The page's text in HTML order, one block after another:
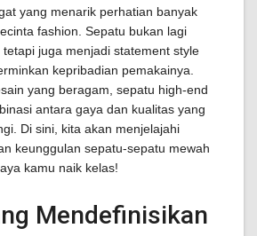
yang menarik perhatian banyak
fashion. Sepatu bukan lagi
juga menjadi statement style
kepribadian pemakainya.
yang beragam, sepatu high-end
antara gaya dan kualitas yang
Di sini, kita akan menjelajahi
keunggulan sepatu-sepatu mewah
kamu naik kelas!
Mendefinisikan